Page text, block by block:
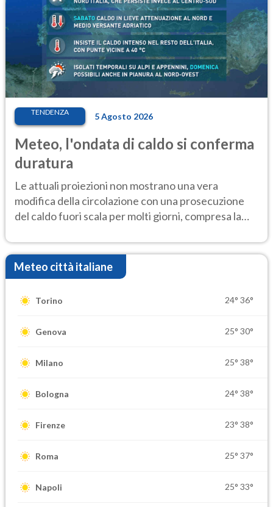
TENDENZA 5 Agosto 2026
Meteo, l'ondata di caldo si conferma
duratura
Le attuali proiezioni non mostrano una vera
modifica della circolazione con una prosecuzione
del caldo fuori scala per molti giorni, compresa la
Meteo città italiane
Torino 24° 36°
Genova 25° 30°
Milano 25° 38°
Bologna 24° 38°
Firenze 23° 38°
Roma 25° 37°
Napoli 25° 33°